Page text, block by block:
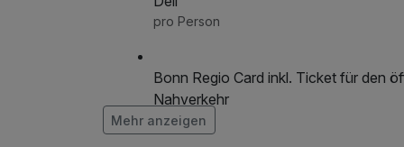
pro Person
Bonn Regio Card inkl. Ticket für den
Nahverkehr
pro Person
Mehr anzeigen